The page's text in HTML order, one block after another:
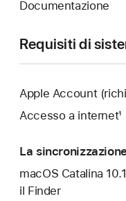
Documentazione
Requisiti di
Apple Account
Accesso a internet¹
La
macOS Catalina
il Finder